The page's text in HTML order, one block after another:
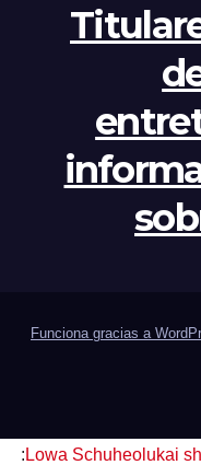
Funciona gracias a
: Lowa Schuheolukai